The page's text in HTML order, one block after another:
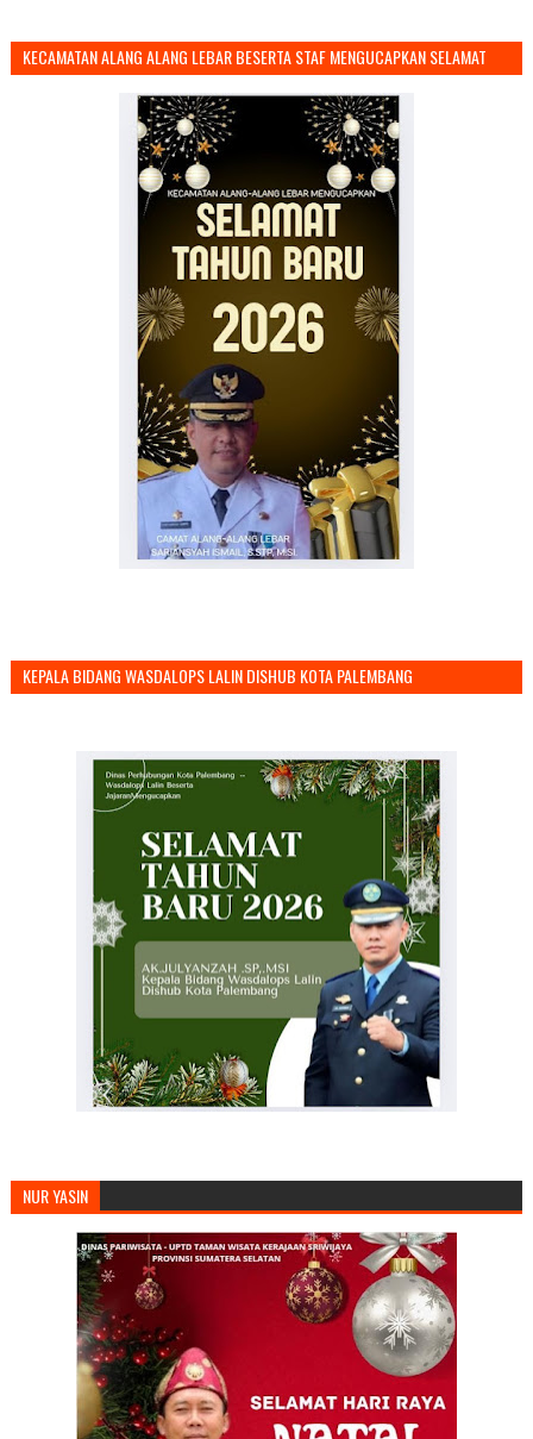
KECAMATAN ALANG ALANG LEBAR BESERTA STAF MENGUCAPKAN SELAMAT
KEPALA BIDANG WASDALOPS LALIN DISHUB KOTA PALEMBANG
NUR YASIN